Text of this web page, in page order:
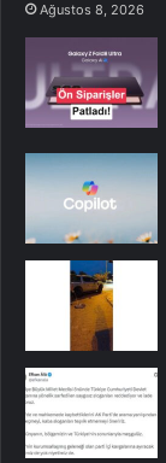
Ağustos 8, 2026